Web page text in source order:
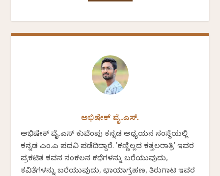
ಅಭಿಷೇಕ್ ವೈ.ಎಸ್.
ಅಭಿಷೇಕ್ ವೈ.ಎಸ್ ಕುವೆಂಪು ಕನ್ನಡ ಅಧ್ಯಯನ ಸಂಸ್ಥೆಯಲ್ಲಿ
ಕನ್ನಡ ಎಂ.ಎ ಪದವಿ ಪಡೆದಿದ್ದಾರೆ. 'ಕಣ್ಣಿಲ್ಲದ ಕತ್ತಲರಾತ್ರಿ' ಇವರ
ಪ್ರಕಟಿತ ಕವನ ಸಂಕಲನ ಕಥೆಗಳನ್ನು ಬರೆಯುವುದು,
ಕವಿತೆಗಳನ್ನು ಬರೆಯುವುದು, ಛಾಯಾಗ್ರಹಣ, ತಿರುಗಾಟ ಇವರ